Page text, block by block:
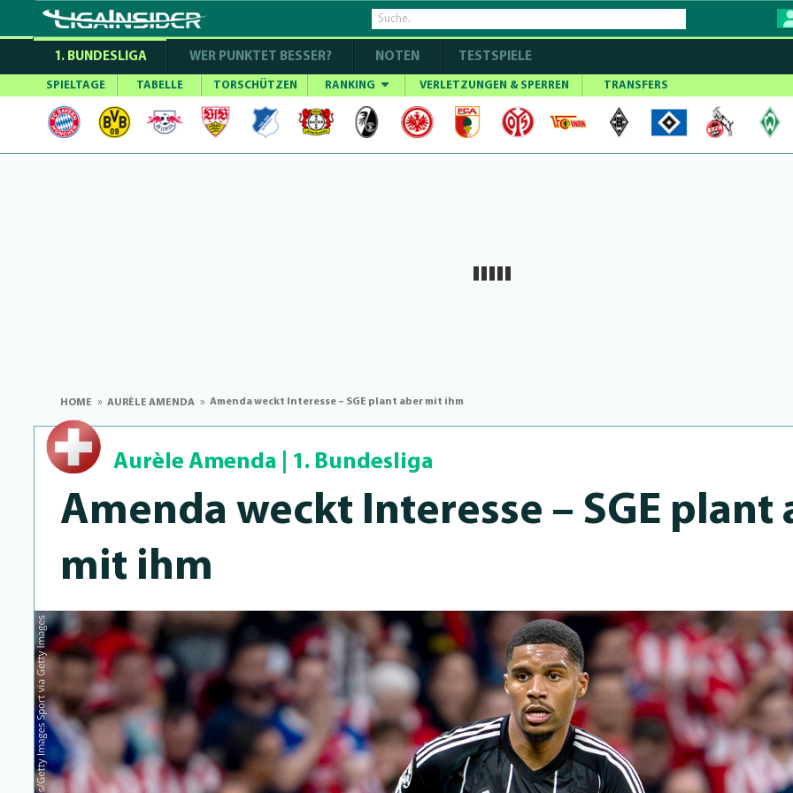
1. BUNDESLIGA WER PUNKTET BESSER? NOTEN TESTSPIELE
SPIELTAGE TABELLE TORSCHÜTZEN RANKING VERLETZUNGEN & SPERREN TRANSFERS
HOME AURÈLE AMENDA Amenda weckt Interesse – SGE plant aber mit ihm
Aurèle Amenda 1. Bundesliga
Amenda weckt Interesse – SGE plant
mit ihm